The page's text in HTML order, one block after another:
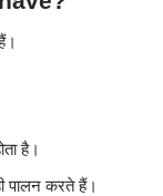
है।
पालन करते हैं।